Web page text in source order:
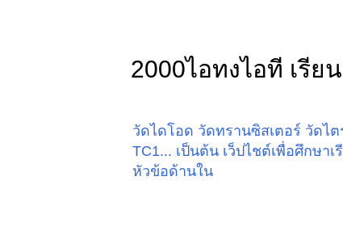
2000ไอทงไอที เรีย
วัดไดโอด วัดทรานซิสเตอร์ วัดไ
TC1... เป็นต้น เว็ปไชต์เพื่อศึกษา
หัวข้อด้านใน